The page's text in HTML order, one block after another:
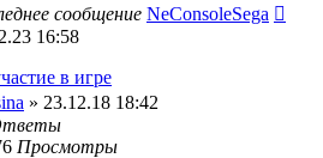
сообщение NeConsoleSega
16:58
в игре
» 23.12.18 18:42
Просмотры